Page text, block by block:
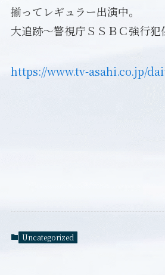
揃ってレギュラー出演中。
大追跡～警視庁ＳＳＢＣ強行犯
https://www.tv-asahi.co.jp/
Uncategorized